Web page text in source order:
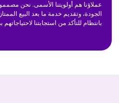
عملاؤنا هم أولويتنا الأسمى. نحن
الجودة، وتقديم خدمة ما بعد البيع
بانتظام للتأكد من استجابتنا